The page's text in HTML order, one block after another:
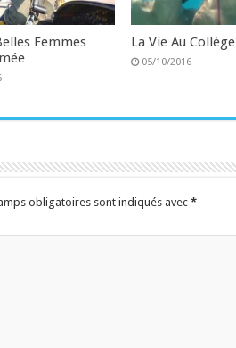
Femmes
La Vie Au Collège
05/10/2016
obligatoires sont indiqués avec*